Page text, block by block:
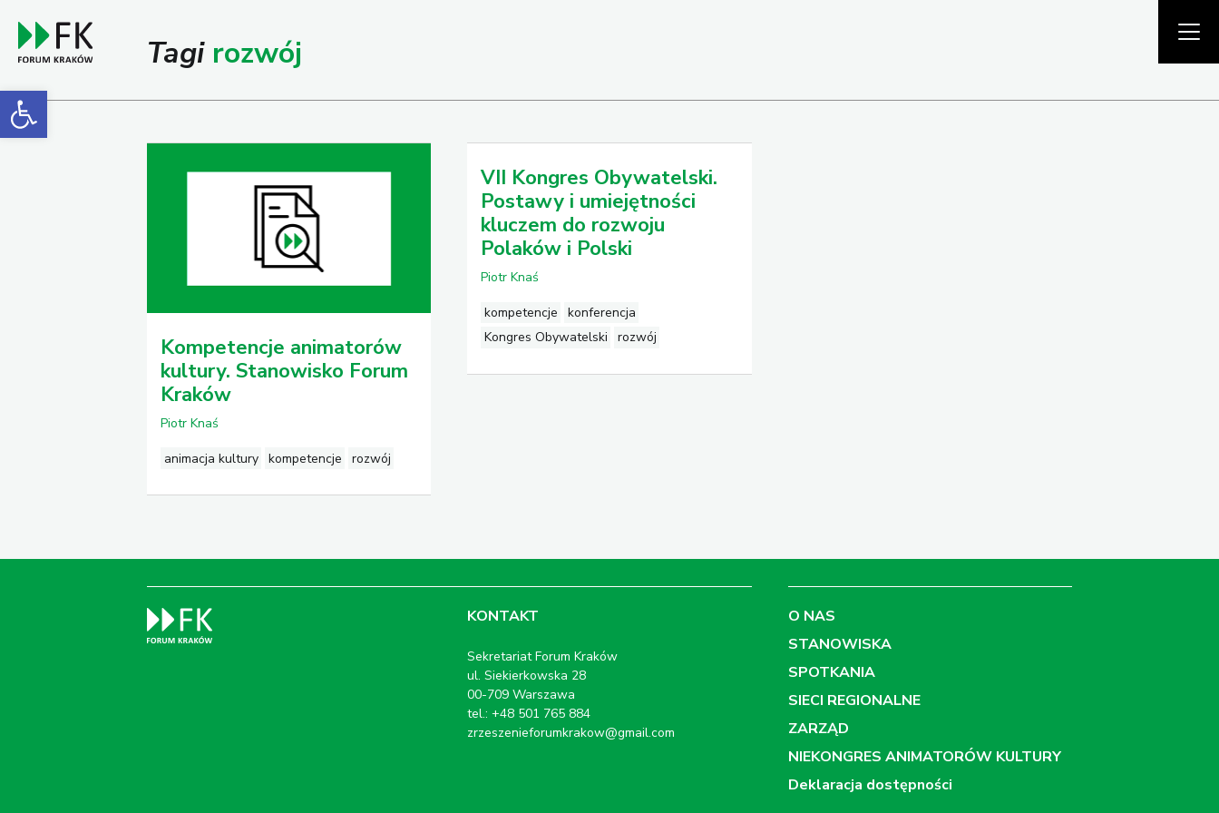
Open toolbar
Tagi rozwój
Kompetencje animatorów
kultury. Stanowisko Forum
Kraków
Piotr Knaś
animacja kultury kompetencje rozwój
VII Kongres Obywatelski.
Postawy i umiejętności
kluczem do rozwoju
Polaków i Polski
Piotr Knaś
kompetencje
konferencja
Kongres Obywatelski
rozwój
O NAS
STANOWISKA
SPOTKANIA
SIECI REGIONALNE
ZARZĄD
NIEKONGRES ANIMATORÓW KULTURY
Deklaracja dostępności
KONTAKT
Sekretariat Forum Kraków
ul. Siekierkowska 28
00-709 Warszawa
tel.: +48 501 765 884
zrzeszenieforumkrakow@gmail.com